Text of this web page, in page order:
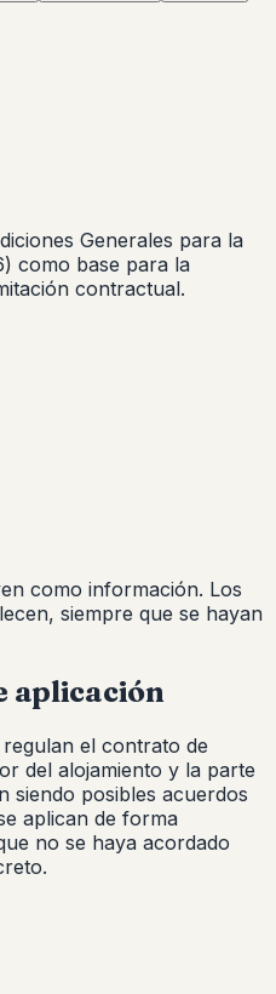
Generales para la
como base para la
contractual.
como información. Los
siempre que se hayan
aplicación
regulan el contrato de
del alojamiento y la parte
siendo posibles acuerdos
aplican de forma
no se haya acordado